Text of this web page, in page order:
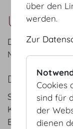
Untere
Der Raum lädt
Meetings,
DETAILS
Sesselreihen: 70
Klassenzimmer:
Bankett: 70 Pax
über den
werden.
Zur
Cookies
sind für
der
dienen